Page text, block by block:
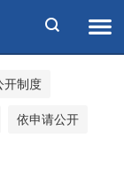
开制度
依申请公开